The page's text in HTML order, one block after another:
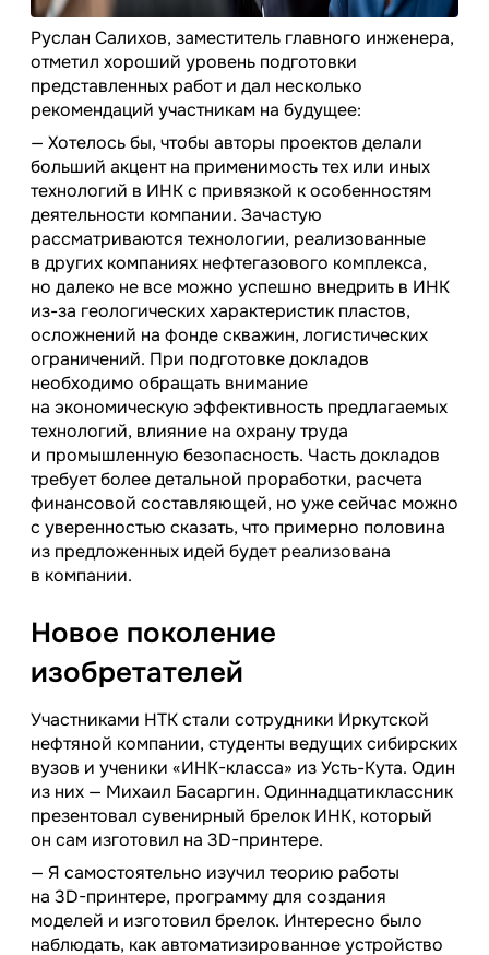
Руслан Салихов, заместитель главного инженера,
отметил хороший уровень подготовки
представленных работ и дал несколько
рекомендаций участникам на будущее:
— Хотелось бы, чтобы авторы проектов делали
больший акцент на применимость тех или иных
технологий в ИНК с привязкой к особенностям
деятельности компании. Зачастую
рассматриваются технологии, реализованные
в других компаниях нефтегазового комплекса,
но далеко не все можно успешно внедрить в ИНК
из-за геологических характеристик пластов,
осложнений на фонде скважин, логистических
ограничений. При подготовке докладов
необходимо обращать внимание
на экономическую эффективность предлагаемых
технологий, влияние на охрану труда
и промышленную безопасность. Часть докладов
требует более детальной проработки, расчета
финансовой составляющей, но уже сейчас можно
с уверенностью сказать, что примерно половина
из предложенных идей будет реализована
в компании.
Новое поколение
изобретателей
Участниками НТК стали сотрудники Иркутской
нефтяной компании, студенты ведущих сибирских
вузов и ученики «ИНК-класса» из Усть-Кута. Один
из них — Михаил Басаргин. Одиннадцатиклассник
презентовал сувенирный брелок ИНК, который
он сам изготовил на 3D-принтере.
— Я самостоятельно изучил теорию работы
на 3D-принтере, программу для создания
моделей и изготовил брелок. Интересно было
наблюдать, как автоматизированное устройство